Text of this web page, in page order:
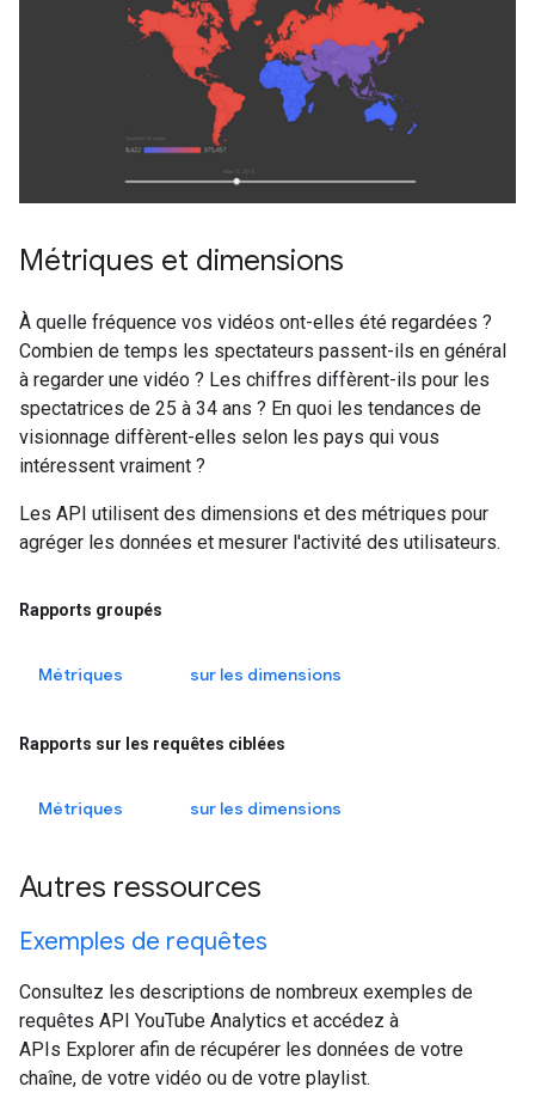
Métriques et dimensions
À quelle fréquence vos vidéos ont-elles été regardées ?
Combien de temps les spectateurs passent-ils en général
à regarder une vidéo ? Les chiffres diffèrent-ils pour les
spectatrices de 25 à 34 ans ? En quoi les tendances de
visionnage diffèrent-elles selon les pays qui vous
intéressent vraiment ?
Les API utilisent des dimensions et des métriques pour
agréger les données et mesurer l'activité des utilisateurs.
Rapports groupés
Métriques sur les dimensions
Rapports sur les requêtes ciblées
Métriques sur les dimensions
Autres ressources
Exemples de requêtes
Consultez les descriptions de nombreux exemples de
requêtes API YouTube Analytics et accédez à
APIs Explorer afin de récupérer les données de votre
chaîne, de votre vidéo ou de votre playlist.